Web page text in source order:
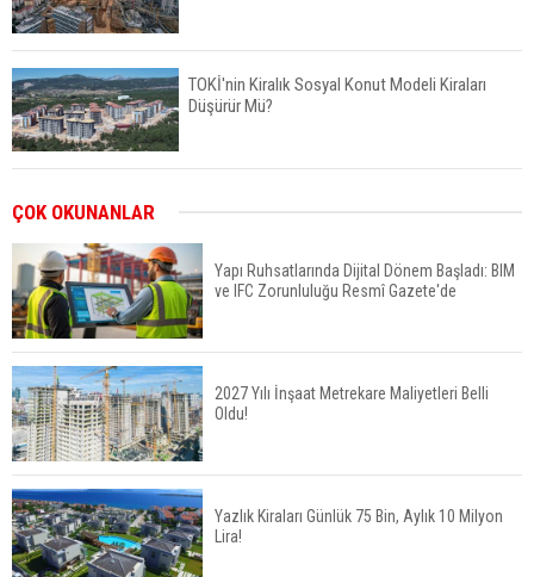
TOKİ'nin Kiralık Sosyal Konut Modeli Kiraları
Düşürür Mü?
Konut Satışları Güçlü Seyrini Korudu Yabancıya
Satış Geriledi
ABD'de İnşaat Harcamaları Geriledi
Tercih Döneminde Barınma Telaşı Başladı
ÇOK OKUNANLAR
Yapı Ruhsatlarında Dijital Dönem Başladı: BIM
ve IFC Zorunluluğu Resmî Gazete'de
2027 Yılı İnşaat Metrekare Maliyetleri Belli
Oldu!
Yazlık Kiraları Günlük 75 Bin, Aylık 10 Milyon
Lira!